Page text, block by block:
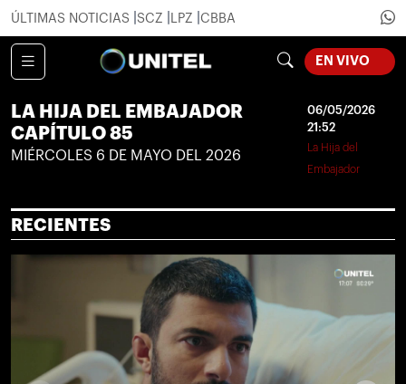
ÚLTIMAS NOTICIAS SCZ LPZ CBBA
EN VIVO LOADING...
LA HIJA DEL EMBAJADOR
CAPÍTULO 85
MIÉRCOLES 6 DE MAYO DEL 2026
06/05/2026
21:52
La Hija del
Embajador
RECIENTES